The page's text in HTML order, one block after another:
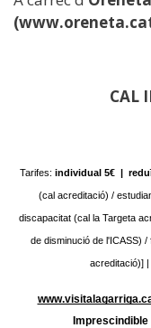
CAL
Tarifes: individual 5€  |
(cal acreditació) /
discapacitat (cal la Targeta
de disminució de l'ICASS)
acreditació)] |